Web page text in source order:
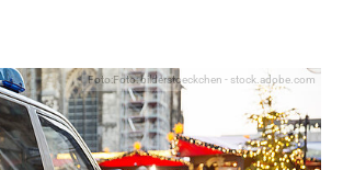
Foto:Foto: bilderstoeckchen - stock.adobe.com